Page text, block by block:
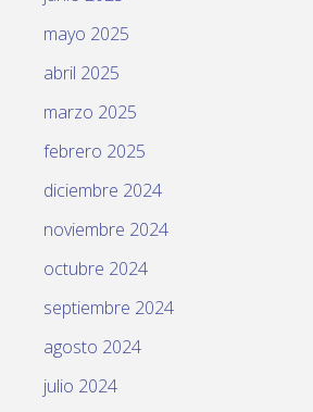
mayo 2025
abril 2025
marzo 2025
febrero 2025
diciembre 2024
noviembre 2024
octubre 2024
septiembre 2024
agosto 2024
julio 2024